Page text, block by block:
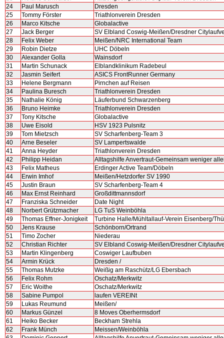
24
Paul Marusch
Dresden
25
Tommy Förster
Triathlonverein Dresden
26
Marco Kitsche
Globalactive
27
Jack Berger
SV Elbland Coswig-Meißen/Dresdner
28
Felix Weber
Meißen/NRC International Team
29
Robin Dietze
UHC Döbeln
30
Alexander Golla
Wainsdorf
31
Martin Schunack
Elblandklinikum Radebeul
32
Jasmin Seifert
ASICS FrontRunner Germany
33
Helene Bergmann
Pirnchen auf Reisen
34
Paulina Buresch
Triathlonverein Dresden
35
Nathalie König
Läuferbund Schwarzenberg
36
Bruno Heimke
Triathlonverein Dresden
37
Tony Kitsche
Globalactive
38
Uwe Eisold
HSV 1923 Pulsnitz
39
Tom Mietzsch
SV Scharfenberg-Team 3
40
Arne Beseler
SV Lampertswalde
41
Anna Heyder
Triathlonverein Dresden
42
Philipp Heidan
Alltagshilfe Anvertraut-Gemeinsam weniger
43
Felix Matheus
Erdinger Active Team/Döbeln
44
Erwin Imhof
Meißen/Hetzdorfer SV 1990
45
Justin Braun
SV Scharfenberg-Team 4
46
Max Ernst Reinhard
Großdittmannsdorf
47
Franziska Schneider
Date Night
48
Norbert Grützmacher
LG TuS Weinböhla
49
Thomas Effner-Jonigkeit
Turbine Halle/Mühltallauf-Verein Eisenberg/
50
Jens Krause
Schönborn/Ortrand
51
Timo Zocher
Niederau
52
Christian Richter
SV Elbland Coswig-Meißen/Dresdner
53
Martin Klingenberg
Coswiger Laufbuben
54
Armin Krück
Dresden /
55
Thomas Mutzke
Weißig am Raschütz/LG Ebersbach
56
Felix Rohm
Oschatz/Merkwitz
57
Eric Woithe
Oschatz/Merkwitz
58
Sabine Pumpol
laufen VEREINt
59
Lukas Reumund
Meißen/
60
Markus Günzel
8 Moves Oberhermsdorf
61
Heiko Becker
Beckham Strehla
62
Frank Münch
Meissen/Weinböhla